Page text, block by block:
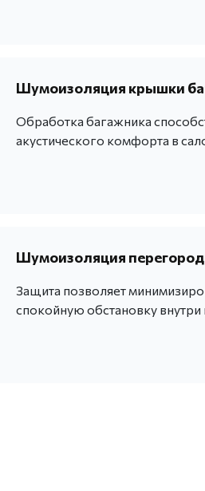
Шумоизоляция крышки
Обработка багажника
акустического комфорта в
Шумоизоляция
Защита позволяет
спокойную обстановку внутри